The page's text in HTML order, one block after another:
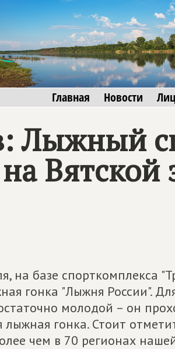
Главная Новости
Лыжный
Вятской
на базе спорткомплекса
гонка "Лыжня России".
молодой – он
лыжная гонка. Стоит
чем в 70 регионах